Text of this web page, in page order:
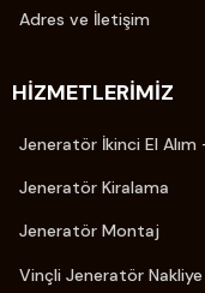
Adres ve İletişim
HIZMETLERIMIZ
Jeneratör İkinci El Alım
Jeneratör Kiralama
Jeneratör Montaj
Vinçli Jeneratör